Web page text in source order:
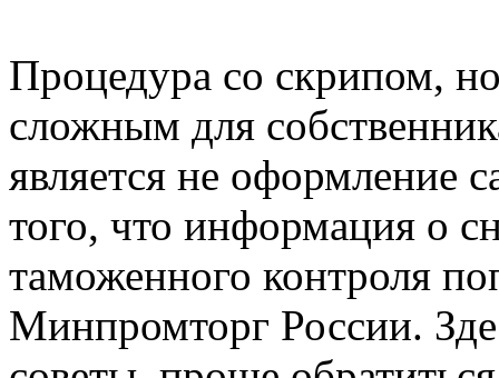
Процедура со скрипом,
сложным для
является не оформление
того, что информация о
таможенного контроля
Минпромторг России.